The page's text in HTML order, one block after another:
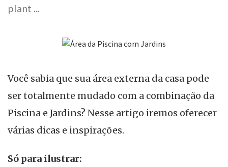
plant ...
Você sabia que sua área externa da casa pode
ser totalmente mudado com a combinação da
Piscina e Jardins? Nesse artigo iremos oferecer
várias dicas e inspirações.
Só para ilustrar: